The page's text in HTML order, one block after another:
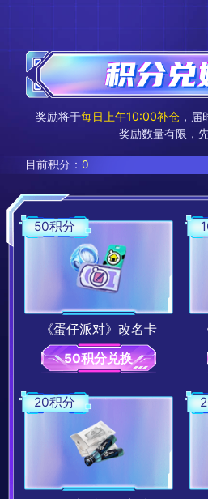
100
恭喜快**9获得《哈利波特：魔法觉
恭喜覔**6获得《倩女幽魂手
恭喜快**0获得《星际猎人》主
恭喜拾**終获得《遗
纯**念获得《星际猎人》
恭喜鲶**皇获得50
恭喜快**4获得50
奖励将于每日上午10:00补仓 ，
奖励数量有限，
目前积分：0
50积分
《蛋仔派对》改名卡
50积分兑换
20积分